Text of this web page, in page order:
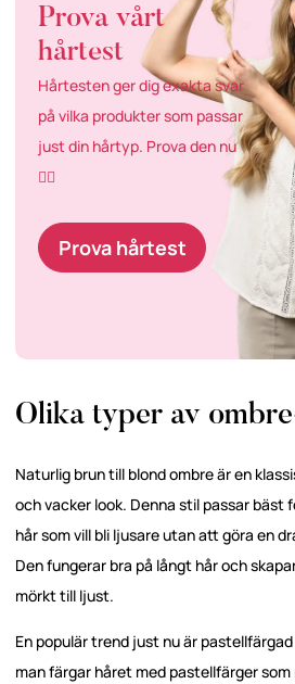
Prova vårt
hårtest
Hårtesten ger dig exakta svar
på vilka produkter som passar
just din hårtyp. Prova den nu
👇🏼
Prova hårtest
Olika typer av
Naturlig brun till blond ombre är en
och vacker look. Denna stil passar bäst
hår som vill bli ljusare utan att göra en
Den fungerar bra på långt hår och
mörkt till ljust.
En populär trend just nu är
man färgar håret med pastellfärger